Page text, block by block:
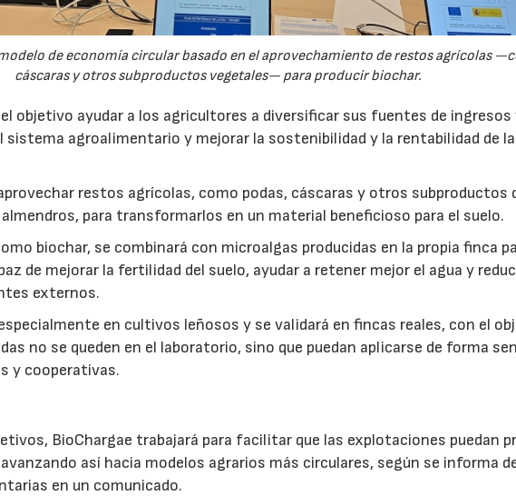
de economía circular basado en el aprovechamiento de restos agrícolas
cáscaras y otros subproductos vegetales— para producir biochar.
objetivo ayudar a los agricultores a diversificar sus fuentes de
sistema agroalimentario y mejorar la sostenibilidad y la rentabilidad de
restos agrícolas, como podas, cáscaras y otros subproductos
para transformarlos en un material beneficioso para el suelo.
biochar, se combinará con microalgas producidas en la propia finca
de mejorar la fertilidad del suelo, ayudar a retener mejor el agua y
externos.
en cultivos leñosos y se validará en fincas reales, con el
no se queden en el laboratorio, sino que puedan aplicarse de forma
y cooperativas.
BioChargae trabajará para facilitar que las explotaciones puedan
así hacia modelos agrarios más circulares, según se informa
en un comunicado.